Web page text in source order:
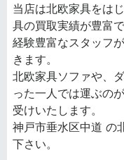
当店は北欧家具をは
具の買取実績が豊富で
経験豊富なスタッフ
きます。
北欧家具ソファや、
った一人では運ぶの
受けいたします。
神戸市垂水区中道 の
下さい。